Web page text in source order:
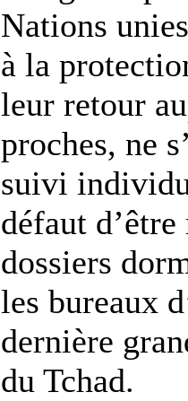
Nations
à la
leur retour
proches, ne
suivi
défaut
dossiers
les bureaux
dernière
du Tchad.